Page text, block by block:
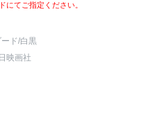
てご指定ください。
ド/白黒
映画社